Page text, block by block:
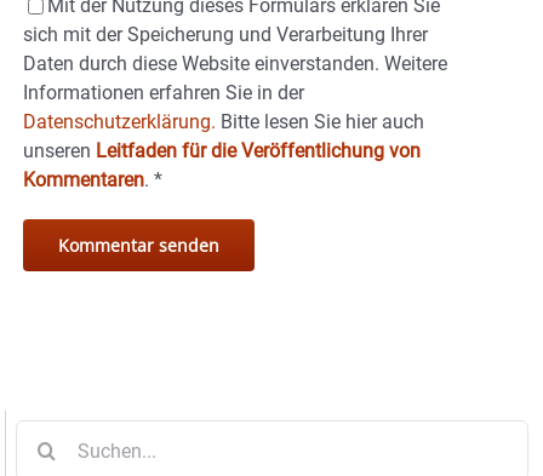
Mit der Nutzung dieses Formulars erklären Sie
sich mit der Speicherung und Verarbeitung Ihrer
Daten durch diese Website einverstanden. Weitere
Informationen erfahren Sie in der
Datenschutzerklärung. Bitte lesen Sie hier auch
unseren Leitfaden für die Veröffentlichung von
Kommentaren. *
nach: